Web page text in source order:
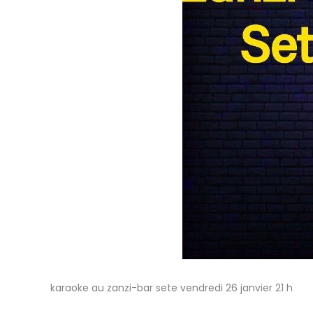
karaoke au zanzi-bar sete vendredi 26 janvier 21 h